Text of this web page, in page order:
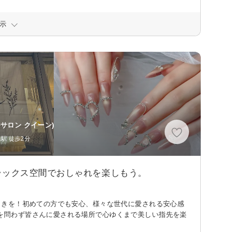
ロン クイーン)
徒歩2分
クス空間でおしゃれを楽しもう。
を！初めての方でも安心、様々な世代に愛される安心感
わず皆さんに愛される場所で心ゆくまで美しい指先を楽